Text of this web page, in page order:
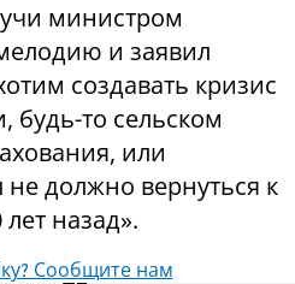
министром
и заявил
создавать кризис
будь-то сельском
или
должно вернуться к
назад».
Сообщите нам